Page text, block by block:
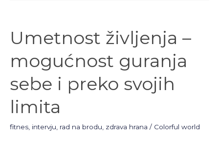
Umetnost življenja –
mogućnost guranja
sebe i preko svojih
limita
fitnes intervju rad na brodu zdrava hrana / Colorful world
življenja
mogućnost
sebe
preko